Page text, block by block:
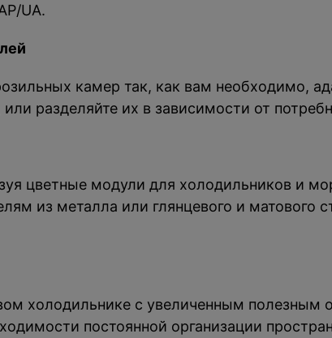
UA.
камер так, как вам необходимо,
разделяйте их в зависимости от
цветные модули для холодильников и
из металла или глянцевого и матового
холодильнике с увеличенным полезным
постоянной организации